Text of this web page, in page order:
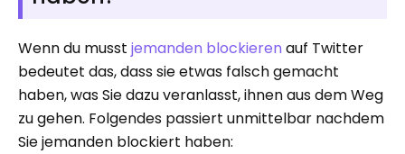
Wenn du musst jemanden blockieren auf Twitter
bedeutet das, dass sie etwas falsch gemacht
haben, was Sie dazu veranlasst, ihnen aus dem Weg
zu gehen. Folgendes passiert unmittelbar nachdem
Sie jemanden blockiert haben: